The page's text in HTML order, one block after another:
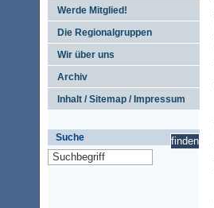
Werde Mitglied!
Die Regionalgruppen
Wir über uns
Archiv
Inhalt / Sitemap / Impressum
Suche